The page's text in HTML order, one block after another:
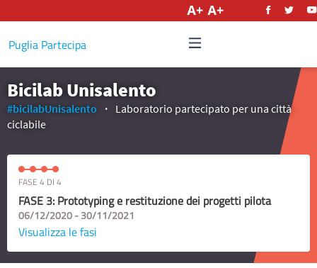
Puglia Partecipa
Bicilab Unisalento
#bicilabUnisalento
Laboratorio partecipato per una città
ciclabile
FASE 4 DI 4
FASE 3: Prototyping e restituzione dei progetti pilota
06/12/2020 - 30/11/2021
Visualizza le fasi